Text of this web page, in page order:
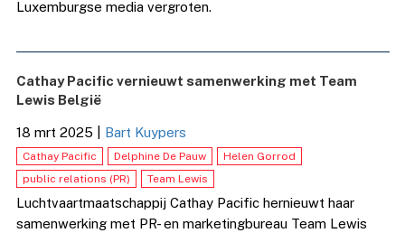
Luxemburgse media vergroten.
Cathay Pacific vernieuwt samenwerking met Team
Lewis België
18 mrt 2025 Bart Kuypers
Cathay Pacific Delphine De Pauw
Helen Gorrod
public relations (PR)
Team Lewis
Luchtvaartmaatschappij Cathay Pacific hernieuwt haar
samenwerking met PR- en marketingbureau Team Lewis